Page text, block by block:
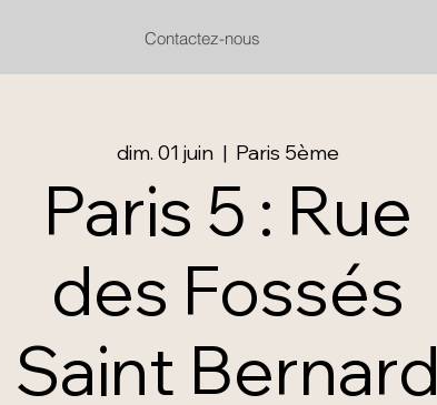
Contactez-nous
dim. 01 juin
  |
Paris 5ème
Paris 5 : Rue
des Fossés
Saint Bernard